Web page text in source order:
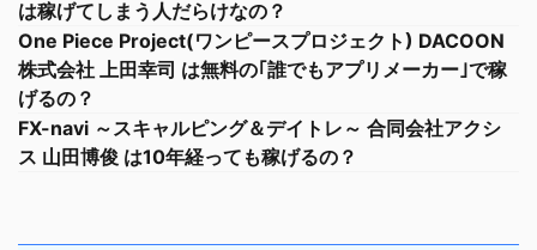
は稼げてしまう人だらけなの？
One Piece Project(ワンピースプロジェクト) DACOON
株式会社 上田幸司 は無料の｢誰でもアプリメーカー｣で稼
げるの？
FX-navi ～スキャルピング＆デイトレ～ 合同会社アクシ
ス 山田博俊 は10年経っても稼げるの？